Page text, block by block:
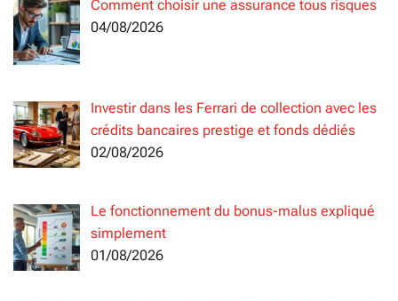
Comment choisir une assurance tous risques
04/08/2026
Investir dans les Ferrari de collection avec les
crédits bancaires prestige et fonds dédiés
02/08/2026
Le fonctionnement du bonus-malus expliqué
simplement
01/08/2026